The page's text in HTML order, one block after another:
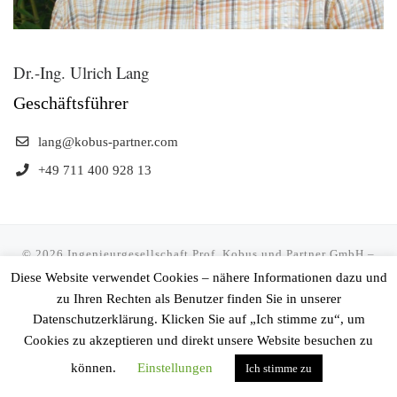
Dr.-Ing. Ulrich Lang
Geschäftsführer
lang@kobus-partner.com
+49 711 400 928 13
© 2026 Ingenieurgesellschaft Prof. Kobus und Partner GmbH –
Alle Rechte vorbehalten
Präsentiert vonWP– Entworfen mit demCustomizr-Theme
Diese Website verwendet Cookies – nähere Informationen dazu und
zu Ihren Rechten als Benutzer finden Sie in unserer
Datenschutzerklärung. Klicken Sie auf „Ich stimme zu“, um
Cookies zu akzeptieren und direkt unsere Website besuchen zu
können.
Einstellungen Ich stimme zu